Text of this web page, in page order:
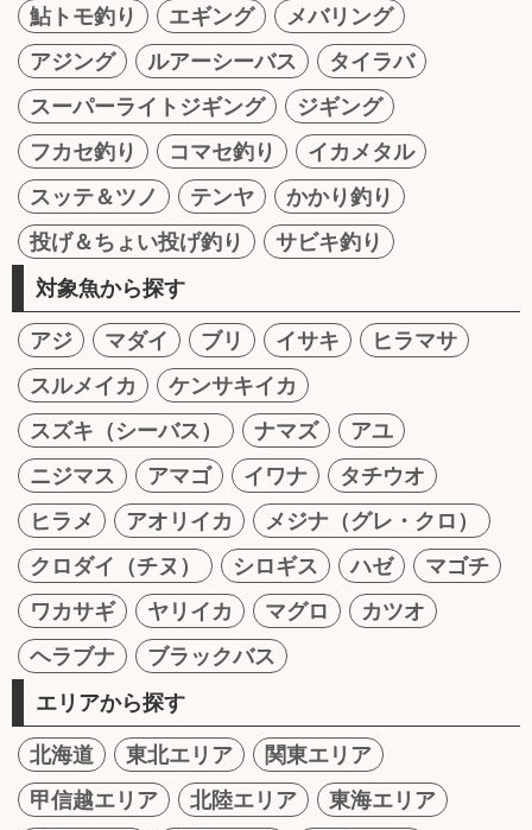
鮎トモ釣り
エギング
メバリング
アジング
ルアーシーバス
タイラバ
スーパーライトジギング
ジギング
フカセ釣り
コマセ釣り
イカメタル
スッテ＆ツノ
テンヤ
かかり釣り
投げ＆ちょい投げ釣り
サビキ釣り
対象魚から探す
アジ マダイ ブリ イサキ
ヒラマサ
スルメイカ
ケンサキイカ
スズキ（シーバス）
ナマズ
アユ
ニジマス
アマゴ イワナ
タチウオ
ヒラメ
アオリイカ
メジナ（グレ・クロ）
クロダイ（チヌ）
シロギス ハゼ
マゴチ
ワカサギ
ヤリイカ マグロ
カツオ
ヘラブナ
ブラックバス
エリアから探す
北海道 東北エリア
関東エリア
甲信越エリア
北陸エリア
東海エリア